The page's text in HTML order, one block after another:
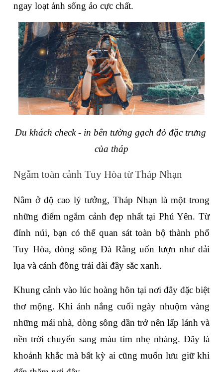
ngay loạt ảnh sống ảo cực chất.
Du khách check - in bên tường gạch đỏ đặc trưng
của tháp
Ngắm toàn cảnh Tuy Hòa từ Tháp Nhạn
Nằm ở độ cao lý tưởng, Tháp Nhạn là một trong
những điểm ngắm cảnh đẹp nhất tại Phú Yên. Từ
đỉnh núi, bạn có thể quan sát toàn bộ thành phố
Tuy Hòa, dòng sông Đà Rằng uốn lượn như dải
lụa và cánh đồng trải dài đầy sắc xanh.
Khung cảnh vào lúc hoàng hôn tại nơi đây đặc biệt
thơ mộng. Khi ánh nắng cuối ngày nhuộm vàng
những mái nhà, dòng sông dần trở nên lấp lánh và
nền trời chuyển sang màu tím nhẹ nhàng. Đây là
khoảnh khắc mà bất kỳ ai cũng muốn lưu giữ khi